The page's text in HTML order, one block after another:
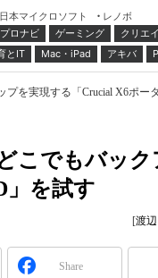
日本マイクロソフト
レノボ
プロナビ ゲーミング クリエ
とIT Mac・iPad アキバ
を実現する「Crucial X6ポー
こでもバック
」を試す
[渡
Share